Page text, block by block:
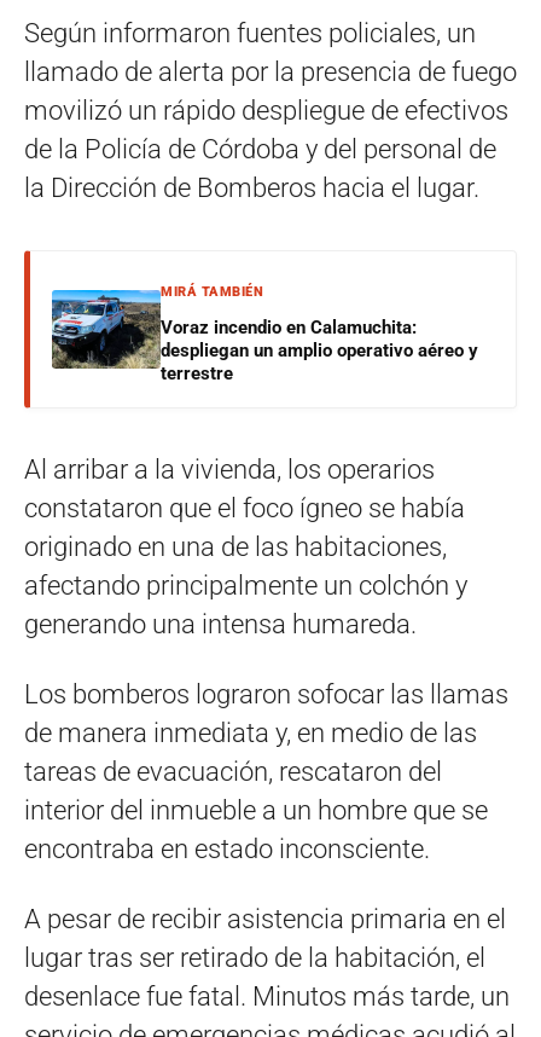
Según informaron fuentes policiales, un
llamado de alerta por la presencia de fuego
movilizó un rápido despliegue de efectivos
de la Policía de Córdoba y del personal de
la Dirección de Bomberos hacia el lugar.
MIRÁ TAMBIÉN
Voraz incendio en Calamuchita:
despliegan un amplio operativo aéreo y
terrestre
Al arribar a la vivienda, los operarios
constataron que el foco ígneo se había
originado en una de las habitaciones,
afectando principalmente un colchón y
generando una intensa humareda.
Los bomberos lograron sofocar las llamas
de manera inmediata y, en medio de las
tareas de evacuación, rescataron del
interior del inmueble a un hombre que se
encontraba en estado inconsciente.
A pesar de recibir asistencia primaria en el
lugar tras ser retirado de la habitación, el
desenlace fue fatal. Minutos más tarde, un